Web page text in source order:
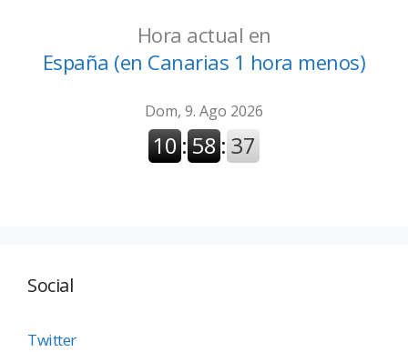
Hora actual en
España (en Canarias 1 hora menos)
Social
Twitter